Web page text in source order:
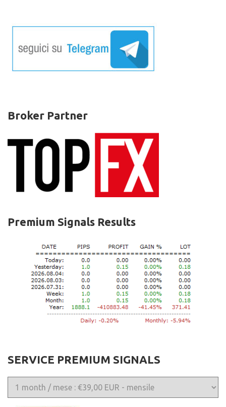
Broker Partner
Premium Signals Results
SERVICE PREMIUM SIGNALS